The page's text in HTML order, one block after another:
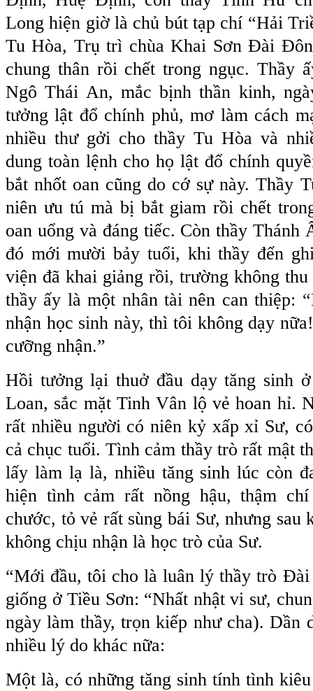
Long hiện giờ là chủ bút tạp chí “Hải
Tu Hòa, Trụ trì chùa Khai Sơn Đài
chung thân rồi chết trong ngục. Thầy
Ngô Thái An, mắc bịnh thần kinh,
tưởng lật đổ chính phủ, mơ làm cách
nhiều thư gởi cho thầy Tu Hòa và
dung toàn lệnh cho họ lật đổ chính
bắt nhốt oan cũng do cớ sự này. Thầy
niên ưu tú mà bị bắt giam rồi chết
oan uổng và đáng tiếc. Còn thầy
đó mới mười bảy tuổi, khi thầy đến
viện đã khai giảng rồi, trường không
thầy ấy là một nhân tài nên can thiệp:
nhận học sinh này, thì tôi không dạy
cưỡng nhận.”
Hồi tưởng lại thuở đầu dạy tăng sinh
Loan, sắc mặt Tinh Vân lộ vẻ hoan hỉ.
rất nhiều người có niên kỷ xấp xỉ Sư,
cả chục tuổi. Tình cảm thầy trò rất mật
lấy làm lạ là, nhiều tăng sinh lúc còn
hiện tình cảm rất nồng hậu, thậm
chước, tỏ vẻ rất sùng bái Sư, nhưng
không chịu nhận là học trò của Sư.
“Mới đầu, tôi cho là luân lý thầy trò
giống ở Tiều Sơn: “Nhất nhật vi sư,
ngày làm thầy, trọn kiếp như cha). Dần
nhiều lý do khác nữa:
Một là, có những tăng sinh tính tình